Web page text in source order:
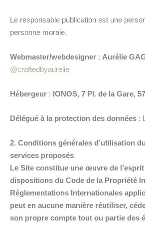
Le responsable publication est une
personne morale.
Webmaster/webdesigner : Aurélie
@craftedbyaurelie
Hébergeur : IONOS, 7 Pl. de la Gare,
Délégué à la protection des données :
2. Conditions générales d’utilisation
services proposés
Le Site constitue une œuvre de
dispositions du Code de la Propriété
Réglementations Internationales
peut en aucune manière réutiliser,
son propre compte tout ou partie des